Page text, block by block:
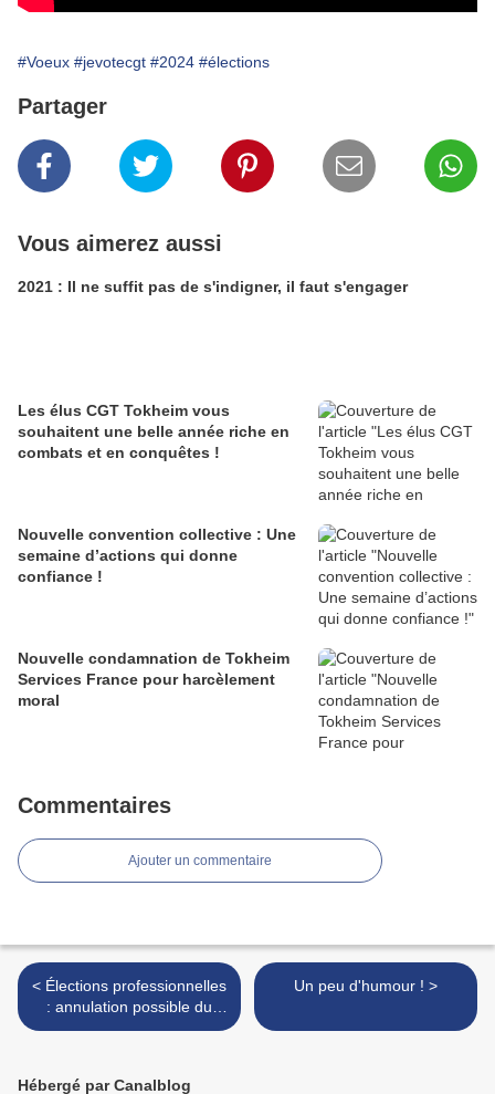
#Voeux #jevotecgt #2024 #élections
Partager
Vous aimerez aussi
2021 : Il ne suffit pas de s'indigner, il faut s'engager
Les élus CGT Tokheim vous
souhaitent une belle année riche en
combats et en conquêtes !
Nouvelle convention collective : Une
semaine d’actions qui donne
confiance !
Nouvelle condamnation de Tokheim
Services France pour harcèlement
moral
Commentaires
Ajouter un commentaire
< Élections professionnelles
: annulation possible du
scrutin
Un peu d'humour ! >
Hébergé par Canalblog